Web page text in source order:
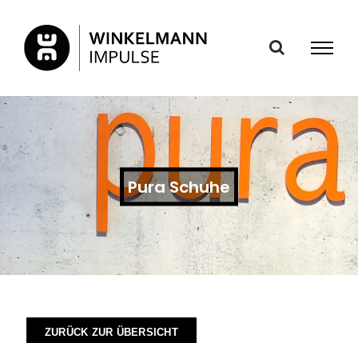
Inhalt
springen
Pura Schuhe
ZURÜCK ZUR ÜBERSICHT